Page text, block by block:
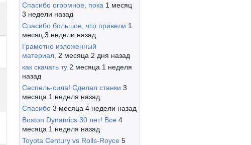
Спасибо огромное, пока 1 месяц
3 недели назад
Спасибо большое, что привели 1
месяц 3 недели назад
Грамотно изложенный
материал, 2 месяца 2 дня назад
как скачать ту 2 месяца 1 неделя
назад
Сеспель-сила! Сделал станки 3
месяца 1 неделя назад
Спасибо 3 месяца 4 недели назад
Boston Dynamics 30 лет! Все 4
месяца 1 неделя назад
Toyota Century vs Rolls-Royce 5